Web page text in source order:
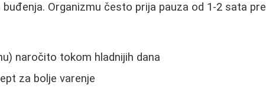
Organizmu često prija pauza od 1-2 sata pre
naročito tokom hladnijih dana
za bolje varenje